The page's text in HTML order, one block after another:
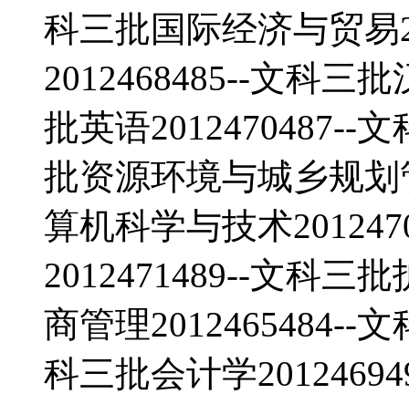
科三批国际经济与贸易
2012468485--文科三
批英语2012470487--
批资源环境与城乡规划
算机科学与技术
2012471489--文科三
商管理2012465484--
科三批会计学